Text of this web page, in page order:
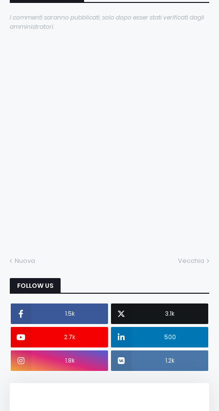
I commenti saranno pubblicati, solo dopo esser stati verificati dagli
amministratori.
Nuova Vecchia
FOLLOW US
1.5k 3.1k
2.7k 500
1.8k 1.2k